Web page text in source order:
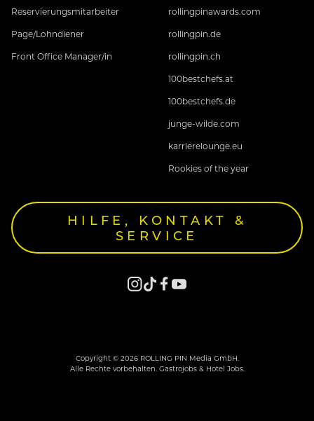
Reservierungsmitarbeiter
Page/Lohndiener
Front Office Manager/in
rollingpinawards.com
rollingpin.de
rollingpin.ch
100bestchefs.at
100bestchefs.de
junge-wilde.com
karrierelounge.eu
Rookies of the year
HILFE, KONTAKT &
SERVICE
Copyright © 2026 ROLLING PIN Media GmbH.
Alle Rechte vorbehalten. Gastrojobs & Hotel Jobs.